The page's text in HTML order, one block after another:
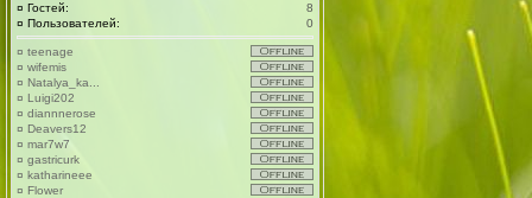
¤ Гостей:
8
¤ Пользователей: 0
¤ teenage
¤ wifemis
¤ Natalya_ka...
¤ Luigi202
¤ diannnerose
¤ Deavers12
¤ mar7w7
¤ gastricurk
¤ katharineee
¤ Flower